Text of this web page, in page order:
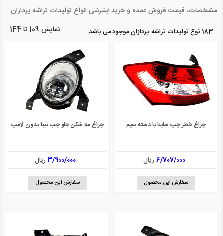
مشخصات، قیمت فروش عمده و خرید اینترنتی انواع تولیدات تراشه پردازان
183 نوع تولیدات تراشه پردازان موجود می باشد نمایش 109 تا 144
چراغ خطر چپ ساینا با دسته سیم
6/707/000 ریال
سفارش این محصول
چراغ مه شکن جلو چپ تیبا بدون لامپ
3/900/000ریال
سفارش این محصول